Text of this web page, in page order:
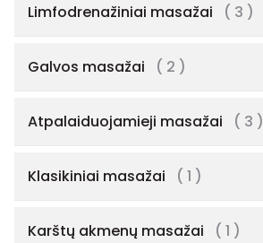
Limfodrenažiniai masažai ( 3 )
Galvos masažai ( 2 )
Atpalaiduojamieji masažai ( 3 )
Klasikiniai masažai ( 1 )
Karštų akmenų masažai ( 1 )